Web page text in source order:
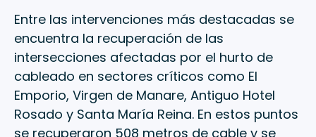
Entre las intervenciones más destacadas se
encuentra la recuperación de las
intersecciones afectadas por el hurto de
cableado en sectores críticos como El
Emporio, Virgen de Manare, Antiguo Hotel
Rosado y Santa María Reina. En estos puntos
se recuperaron 508 metros de cable y se